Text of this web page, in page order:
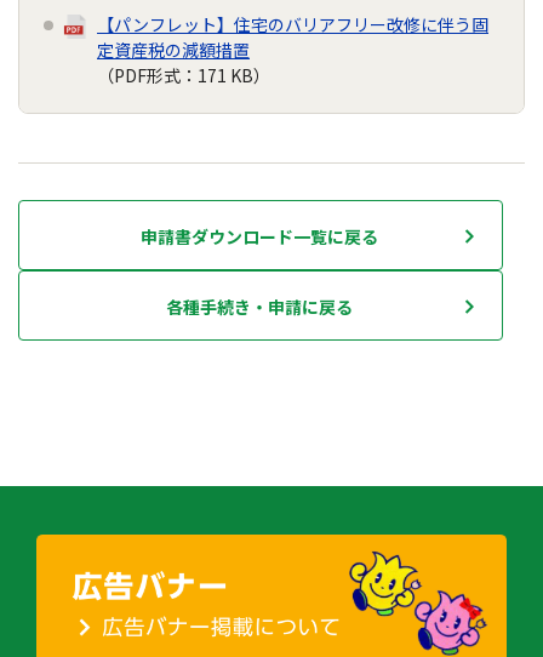
【パンフレット】住宅のバリアフリー改修に伴う固
定資産税の減額措置
（PDF形式：171 KB）
申請書ダウンロード一覧に戻る
各種手続き・申請に戻る